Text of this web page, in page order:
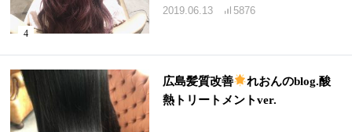
2019.06.13 5876
広島髪質改善
れおんのblog.酸
熱トリートメントver.